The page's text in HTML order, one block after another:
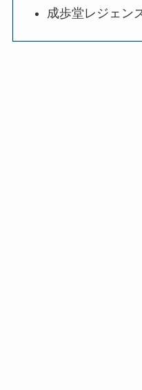
成歩堂レジェン